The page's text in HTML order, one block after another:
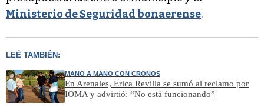
Ministerio de Seguridad bonaerense.
LEÉ TAMBIÉN:
MANO A MANO CON CRONOS
En Arenales, Erica Revilla se sumó al reclamo por
IOMA y advirtió: “No está funcionando”